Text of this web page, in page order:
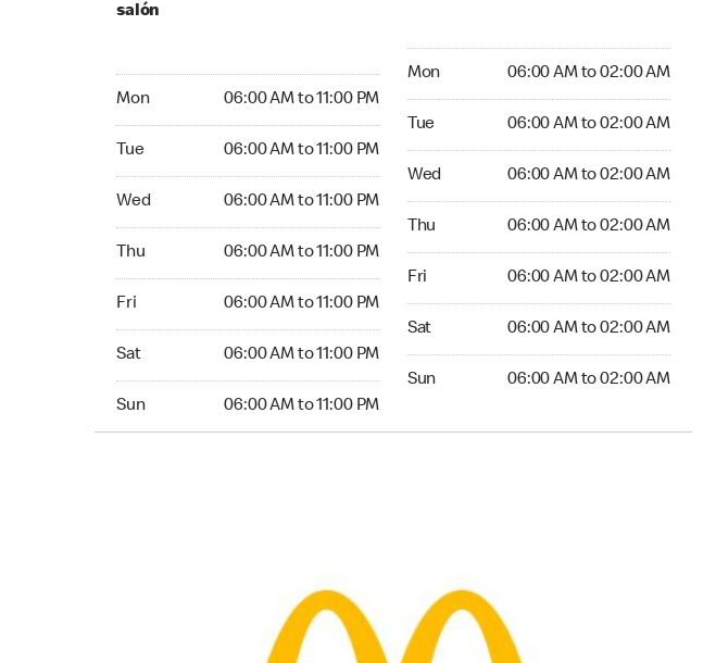
salón
Mon 06:00 AM to 11:00 PM
Tue 06:00 AM to 11:00 PM
Wed 06:00 AM to 11:00 PM
Thu 06:00 AM to 11:00 PM
Fri 06:00 AM to 11:00 PM
Sat 06:00 AM to 11:00 PM
Sun 06:00 AM to 11:00 PM
Mon 06:00 AM to 02:00 AM
Tue 06:00 AM to 02:00 AM
Wed 06:00 AM to 02:00 AM
Thu 06:00 AM to 02:00 AM
Fri 06:00 AM to 02:00 AM
Sat 06:00 AM to 02:00 AM
Sun 06:00 AM to 02:00 AM